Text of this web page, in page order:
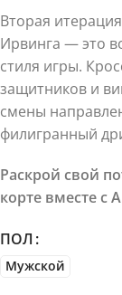
Вторая
Ирвинга — это
стиля игры.
защитников и
смены
филигранный
Раскрой свой
корте вместе с
ПОЛ
Мужской